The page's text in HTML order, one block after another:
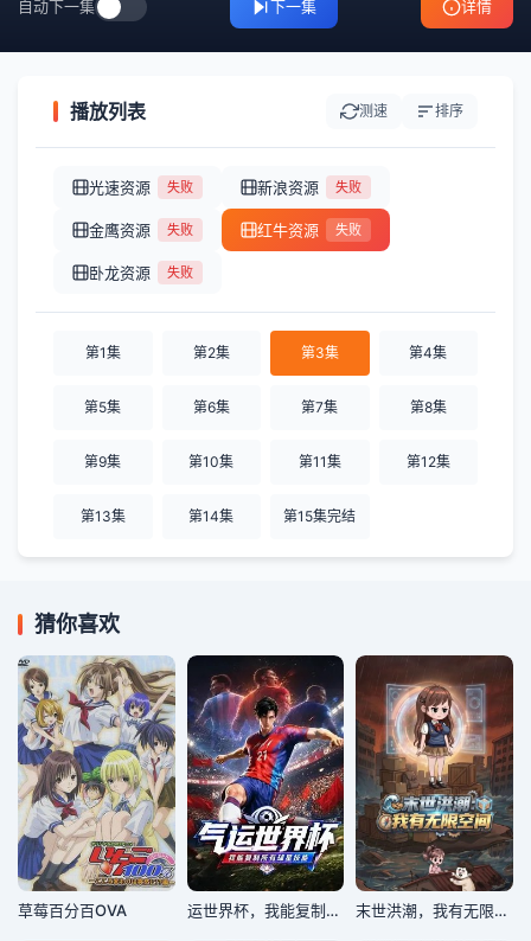
自动下一集 下一集 详情
播放列表 测速 排序
光速资源 失败 新浪资源 失败
金鹰资源 失败 红牛资源 失败
卧龙资源 失败
第1集 第2集 第3集 第4集
第5集 第6集 第7集 第8集
第9集 第10集 第11集 第12集
第13集 第14集 第15集完结
猜你喜欢
草莓百分百OVA 运世界杯，我能复制所有球星技能 末世洪潮，我有无限空间